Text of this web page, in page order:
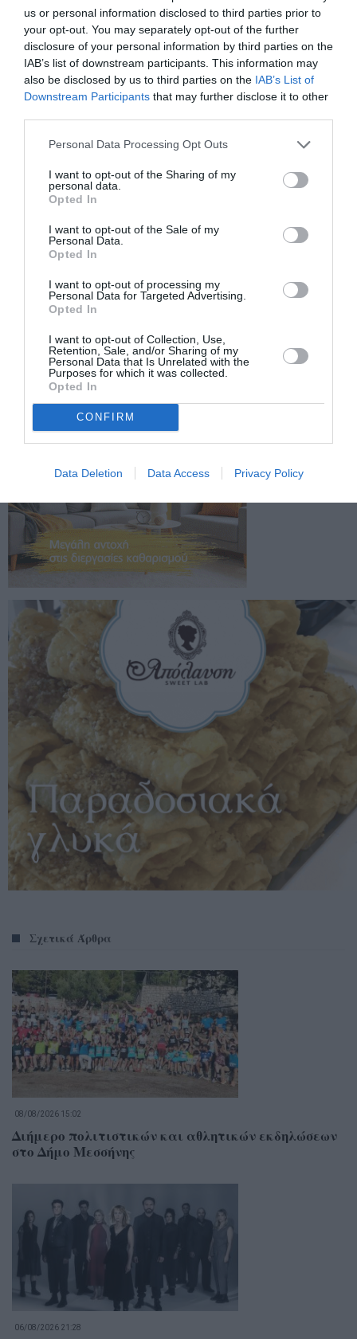
us or personal information disclosed to third parties prior to
your opt-out. You may separately opt-out of the further
disclosure of your personal information by third parties on the
IAB’s list of downstream participants. This information may
also be disclosed by us to third parties on the IAB’s List of
Downstream Participants that may further disclose it to other
Personal Data Processing Opt Outs
I want to opt-out of the Sharing of my
personal data.
Opted In
I want to opt-out of the Sale of my
Personal Data.
Opted In
I want to opt-out of processing my
Personal Data for Targeted Advertising.
Opted In
I want to opt-out of Collection, Use,
Retention, Sale, and/or Sharing of my
Personal Data that Is Unrelated with the
Purposes for which it was collected.
Opted In
CONFIRM
Data Deletion Data Access Privacy Policy
ένα όνειρο, επιμονή και ομαδικότητα, στο τέλος θα
βγει ένα όμορφο αποτέλεσμα», Διονυσία.
TAGS: ΘΕΑΤΡΟ ΕΚΠΑΙΔΕΥΤΗΡΙΑ ΜΠΟΥΓΑ
Σχετικά Άρθρα
08/08/2026 15:02
Διήμερο πολιτιστικών και αθλητικών εκδηλώσεων
στο Δήμο Μεσσήνης
06/08/2026 21:28